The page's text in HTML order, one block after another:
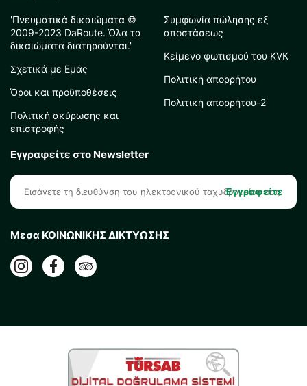
'Πνευματικά δικαιώματα ©
2009-2023 DaRoute. Όλα τα
δικαιώματα διατηρούνται.'
Σχετικά με Εμάς
Όροι και προϋποθέσεις
Πολιτική ακύρωσης και
επιστροφής
Συμφωνία πώλησης εξ
αποστάσεως
Κείμενο φωτισμού του KVK
Πολιτική απορρήτου
Πολιτική απορρήτου-2
Εγγραφείτε στο Newsletter
Εγγραφείτε
Μεσα ΚΟΙΝΩΝΙΚΗΣ ΔΙΚΤΥΩΣΗΣ